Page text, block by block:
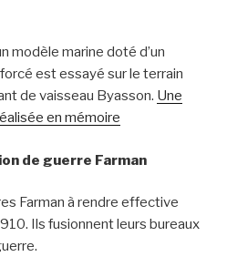
modèle marine doté d’un
est essayé sur le terrain
de vaisseau Byasson. Une
en mémoire
de guerre Farman
Farman à rendre effective
Ils fusionnent leurs bureaux